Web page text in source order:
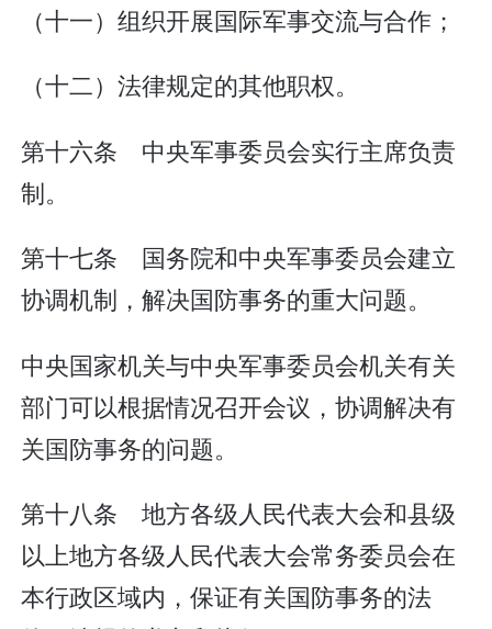
（十一）组织开展国际军事交流与合作；
（十二）法律规定的其他职权。
第十六条 中央军事委员会实行主席负责
制。
第十七条 国务院和中央军事委员会建立
协调机制，解决国防事务的重大问题。
中央国家机关与中央军事委员会机关有关
部门可以根据情况召开会议，协调解决有
关国防事务的问题。
第十八条 地方各级人民代表大会和县级
以上地方各级人民代表大会常务委员会在
本行政区域内，保证有关国防事务的法